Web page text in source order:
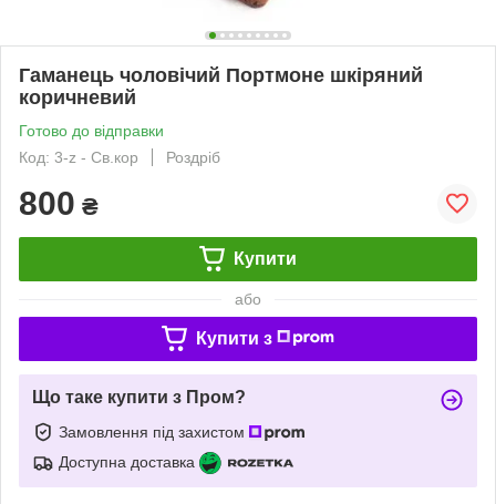
Гаманець чоловічий Портмоне шкіряний
коричневий
Готово до відправки
Код: 3-z - Св.кор
Роздріб
800 ₴
Купити
або
Купити з
Що таке купити з Пром?
Замовлення під захистом
Доступна доставка